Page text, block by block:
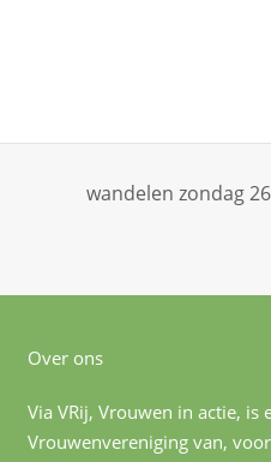
wandelen zondag
Over ons
Via VRij, Vrouwen in actie, is
Vrouwenvereniging van,